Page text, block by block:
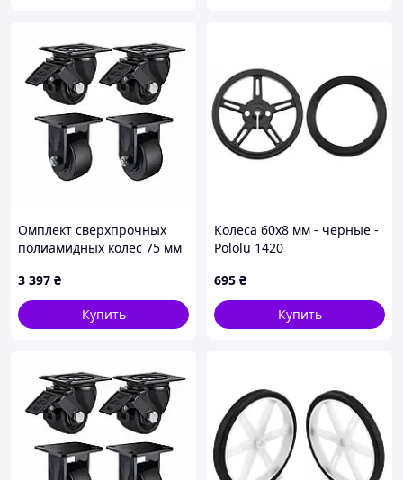
Омплект сверхпрочных
полиамидных колес 75 мм
тележек
3 397 ₴
Купить
Колеса 60x8 мм - черные -
Pololu 1420
695 ₴
Купить